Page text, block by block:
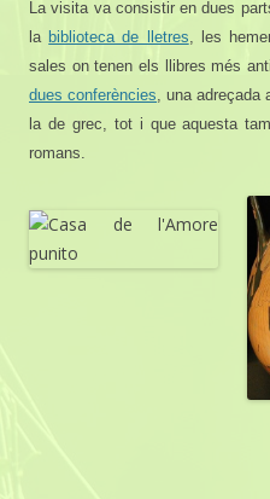
La visita va consistir en dues
la biblioteca de lletres, les
sales on tenen els llibres més
dues conferències, una adreçada
la de grec, tot i que aquesta
romans.